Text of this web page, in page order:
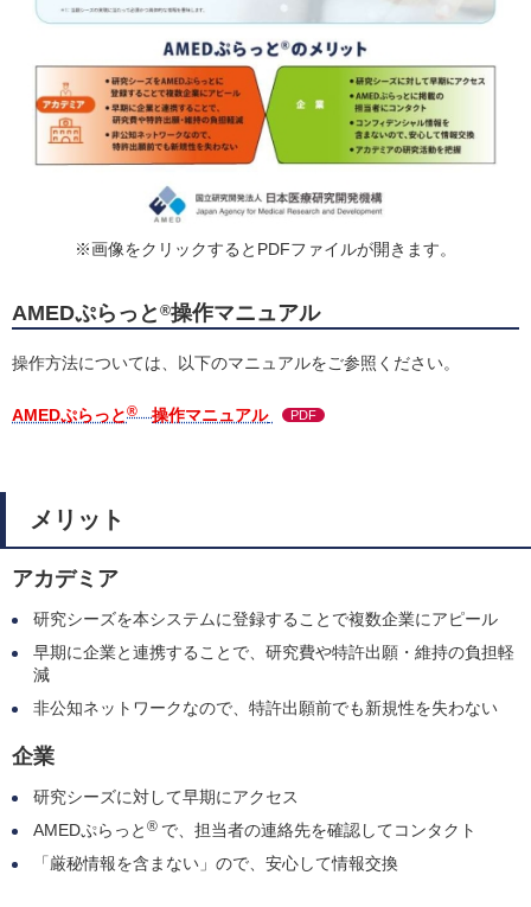
※画像をクリックするとPDFファイルが開きます。
AMEDぷらっと ®操作マニュアル
操作方法については、以下のマニュアルをご参照ください。
AMEDぷらっと® 操作マニュアル PDF
メリット
アカデミア
研究シーズを本システムに登録することで複数企業にアピール
早期に企業と連携することで、研究費や特許出願・維持の負担軽
減
非公知ネットワークなので、特許出願前でも新規性を失わない
企業
研究シーズに対して早期にアクセス
AMEDぷらっと ® で、担当者の連絡先を確認してコンタクト
「厳秘情報を含まない」ので、安心して情報交換